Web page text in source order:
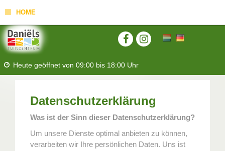
HOME
Heute geöffnet von 09:00 bis 18:00 Uhr
Datenschutzerklärung
Was ist der Sinn dieser Datenschutzerklärung?
Um unsere Dienste optimal anbieten zu können,
verarbeiten wir Ihre persönlichen Daten. Uns ist